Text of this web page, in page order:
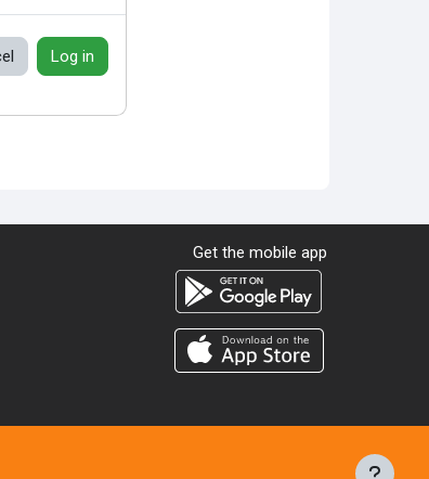
Log in
Get the mobile app